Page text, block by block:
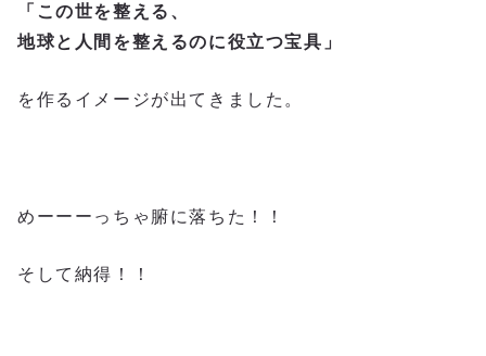
「この世を整える、
地球と人間を整えるのに役立つ宝具」
を作るイメージが出てきました。
めーーーっちゃ腑に落ちた！！
そして納得！！